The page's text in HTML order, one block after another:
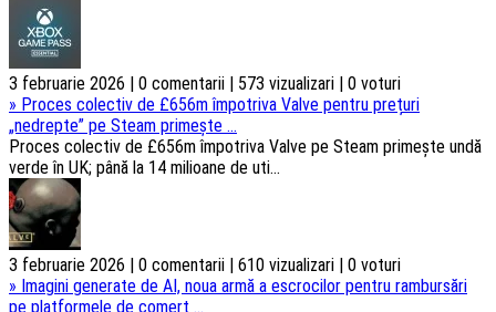
3 februarie 2026 | 0 comentarii | 573 vizualizari | 0 voturi
» Proces colectiv de £656m împotriva Valve pentru prețuri
„nedrepte” pe Steam primește ...
Proces colectiv de £656m împotriva Valve pe Steam primește undă
verde în UK; până la 14 milioane de uti...
3 februarie 2026 | 0 comentarii | 610 vizualizari | 0 voturi
» Imagini generate de AI, noua armă a escrocilor pentru rambursări
pe platformele de comerț ...